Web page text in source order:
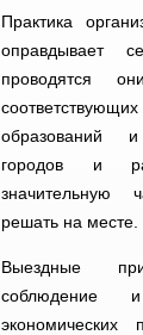
Практика
проводятся
образований
городов и
значительную
решать на месте.
Выездные
соблюдение
экономических